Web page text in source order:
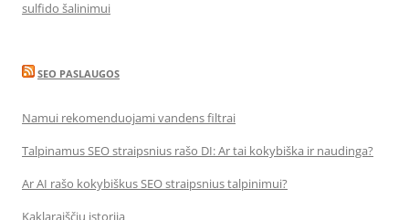
sulfido šalinimui
SEO PASLAUGOS
Namui rekomenduojami vandens filtrai
Talpinamus SEO straipsnius rašo DI: Ar tai kokybiška ir naudinga?
Ar AI rašo kokybiškus SEO straipsnius talpinimui?
Kaklaraiščių istorija